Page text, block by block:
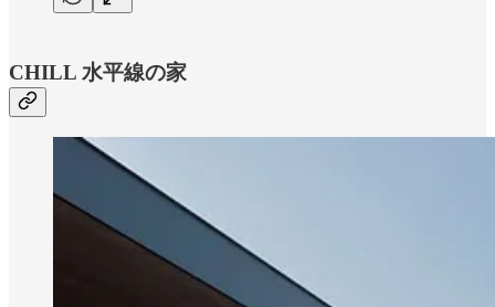
CHILL 水平線の家